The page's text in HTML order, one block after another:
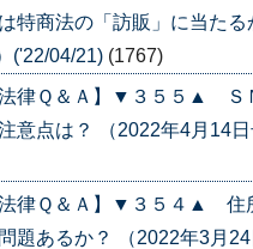
特商法の「訪販」に当たる
('22/04/21) (1767)
法律Ｑ＆Ａ】▼３５５▲ Ｓ
意点は？ （2022年4月14
法律Ｑ＆Ａ】▼３５４▲ 住
題あるか？ （2022年3月